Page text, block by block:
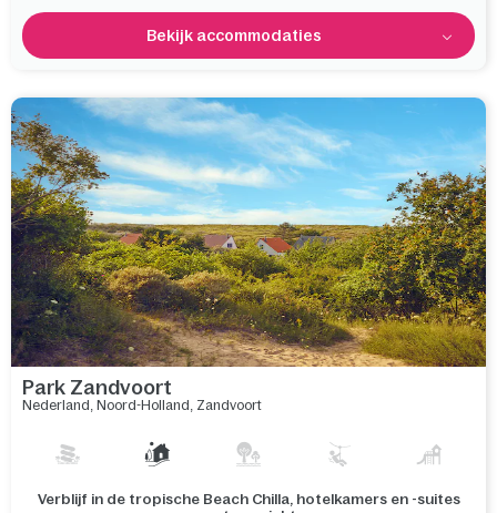
Bekijk accommodaties
Park Zandvoort
Nederland , Noord-Holland , Zandvoort
Gelegen aan zee met duinen in de achtertuin en verborgen